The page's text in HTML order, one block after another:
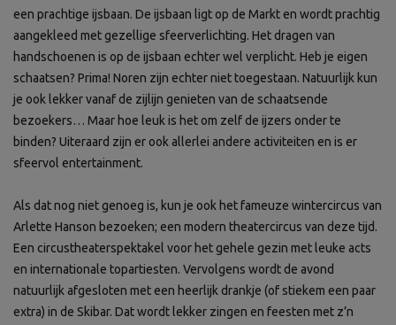
een prachtige ijsbaan. De ijsbaan ligt op de Markt en wordt prachtig
aangekleed met gezellige sfeerverlichting. Het dragen van
handschoenen is op de ijsbaan echter wel verplicht. Heb je eigen
schaatsen? Prima! Noren zijn echter niet toegestaan. Natuurlijk kun
je ook lekker vanaf de zijlijn genieten van de schaatsende
bezoekers… Maar hoe leuk is het om zelf de ijzers onder te
binden? Uiteraard zijn er ook allerlei andere activiteiten en is er
sfeervol entertainment.
Als dat nog niet genoeg is, kun je ook het fameuze wintercircus van
Arlette Hanson bezoeken; een modern theatercircus van deze tijd.
Een circustheaterspektakel voor het gehele gezin met leuke acts
en internationale topartiesten. Vervolgens wordt de avond
natuurlijk afgesloten met een heerlijk drankje (of stiekem een paar
extra) in de Skibar. Dat wordt lekker zingen en feesten met z’n